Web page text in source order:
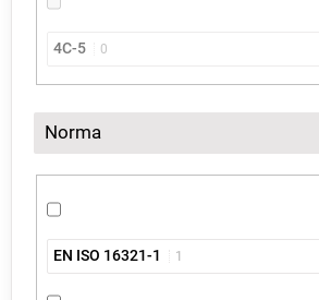
4C-5 0
Norma
EN ISO 16321-1 1